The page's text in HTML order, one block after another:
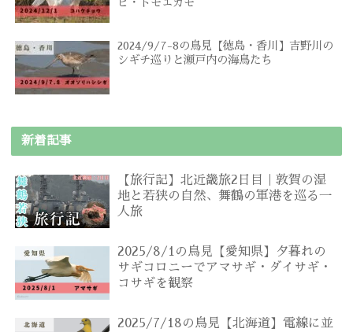
ヒ・トモエガモ
2024/9/7-8の鳥見【徳島・香川】吉野川の
シギチ巡りと瀬戸内の海鳥たち
新着記事
【旅行記】北近畿旅2日目｜敦賀の湿
地と若狭の自然、舞鶴の軍港を巡る一
人旅
2025/8/1の鳥見【愛知県】夕暮れの
サギコロニーでアマサギ・ダイサギ・
コサギを観察
2025/7/18の鳥見【北海道】電線に並